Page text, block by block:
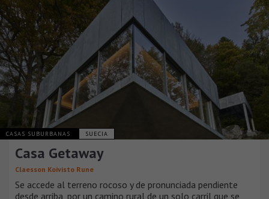
CASAS SUBURBANAS SUECIA
Casa Getaway
Claesson Koivisto Rune
Se accede al terreno rocoso y de pronunciada pendiente
desde arriba, por un camino rural de un solo carril que se